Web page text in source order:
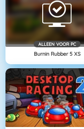
ALLEEN VOOR PC
Burnin Rubber 5 XS